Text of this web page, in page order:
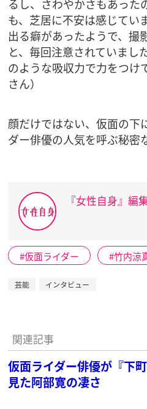
るし、さわやかさもあった
も、芝居に不安は感じてい
出る癖があったようで、撮
と、毎回注意されていまし
のような吸収力で力をつけ
さん）
顔だけではない、仮面の下
ダー俳優の人気を呼ぶ秘密
『女性自身』編
仮面ライダー 竹内涼
芸能 インタビュー
関連記事
仮面ライダー俳優が『下
見た阿部寛の凄さ